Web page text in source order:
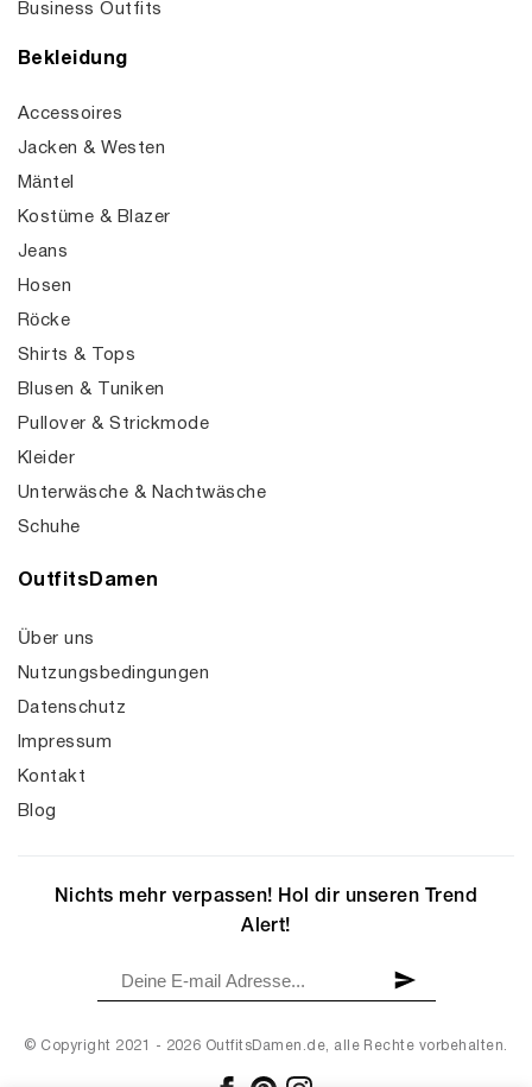
Business Outfits
Bekleidung
Accessoires
Jacken & Westen
Mäntel
Kostüme & Blazer
Jeans
Hosen
Röcke
Shirts & Tops
Blusen & Tuniken
Pullover & Strickmode
Kleider
Unterwäsche & Nachtwäsche
Schuhe
OutfitsDamen
Über uns
Nutzungsbedingungen
Datenschutz
Impressum
Kontakt
Blog
© Copyright 2021 - 2026 OutfitsDamen.de, alle Rechte vorbehalten.
Nichts mehr verpassen! Hol dir unseren Trend
Alert!